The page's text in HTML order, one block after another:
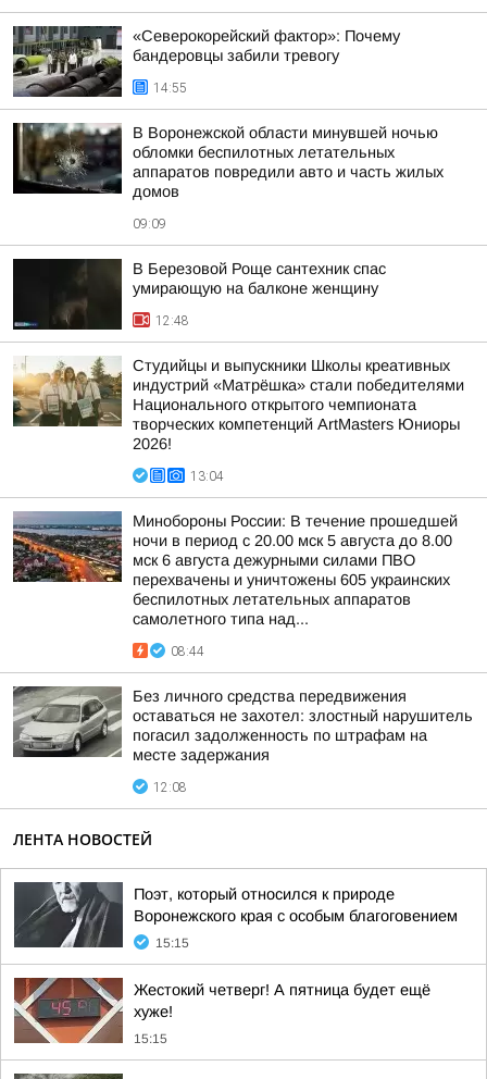
«Северокорейский фактор»: Почему
бандеровцы забили тревогу
14:55
В Воронежской области минувшей ночью
обломки беспилотных летательных
аппаратов повредили авто и часть жилых
домов
09:09
В Березовой Роще сантехник спас
умирающую на балконе женщину
12:48
Студийцы и выпускники Школы креативных
индустрий «Матрёшка» стали победителями
Национального открытого чемпионата
творческих компетенций ArtMasters Юниоры
2026!
13:04
Минобороны России: В течение прошедшей
ночи в период с 20.00 мск 5 августа до 8.00
мск 6 августа дежурными силами ПВО
перехвачены и уничтожены 605 украинских
беспилотных летательных аппаратов
самолетного типа над...
08:44
Без личного средства передвижения
оставаться не захотел: злостный нарушитель
погасил задолженность по штрафам на
месте задержания
12:08
ЛЕНТА НОВОСТЕЙ
Поэт, который относился к природе
Воронежского края с особым благоговением
15:15
Жестокий четверг! А пятница будет ещё
хуже!
15:15